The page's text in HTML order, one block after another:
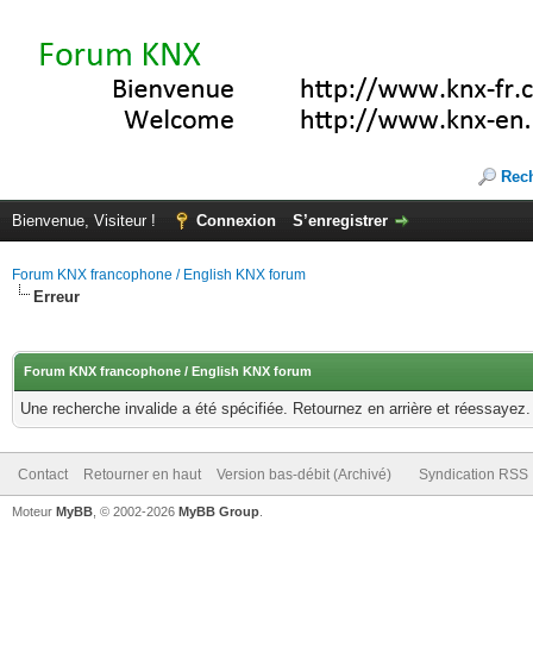
Bienvenue, Visiteur ! Connexion S’enregistrer
Forum KNX francophone / English KNX forum
Erreur
Forum KNX francophone / English KNX forum
Une recherche invalide a été spécifiée. Retournez en arrière et réessayez.
Contact Retourner en haut Version bas-débit (Archivé) Syndication RSS
Moteur MyBB , © 2002-2026 MyBB Group